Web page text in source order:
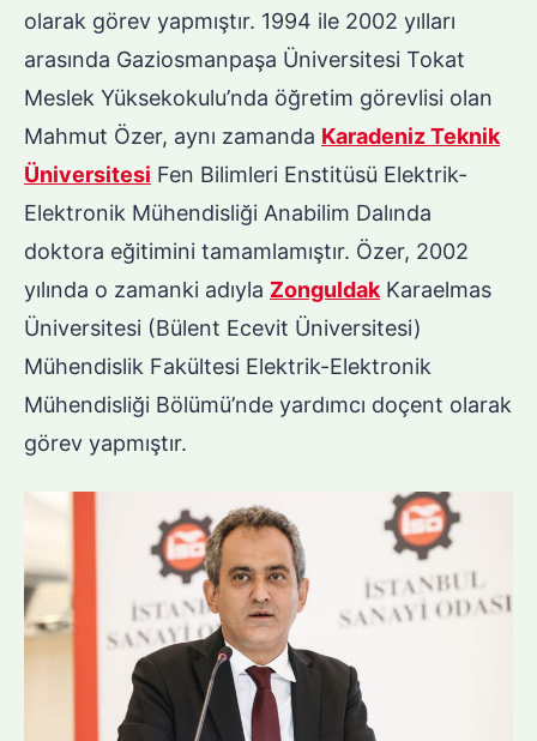
olarak görev yapmıştır. 1994 ile 2002 yılları
arasında Gaziosmanpaşa Üniversitesi Tokat
Meslek Yüksekokulu’nda öğretim görevlisi olan
Mahmut Özer, aynı zamanda Karadeniz Teknik
Üniversitesi Fen Bilimleri Enstitüsü Elektrik-
Elektronik Mühendisliği Anabilim Dalında
doktora eğitimini tamamlamıştır. Özer, 2002
yılında o zamanki adıyla ZonguldakKaraelmas
Üniversitesi (Bülent Ecevit Üniversitesi)
Mühendislik Fakültesi Elektrik-Elektronik
Mühendisliği Bölümü’nde yardımcı doçent olarak
görev yapmıştır.